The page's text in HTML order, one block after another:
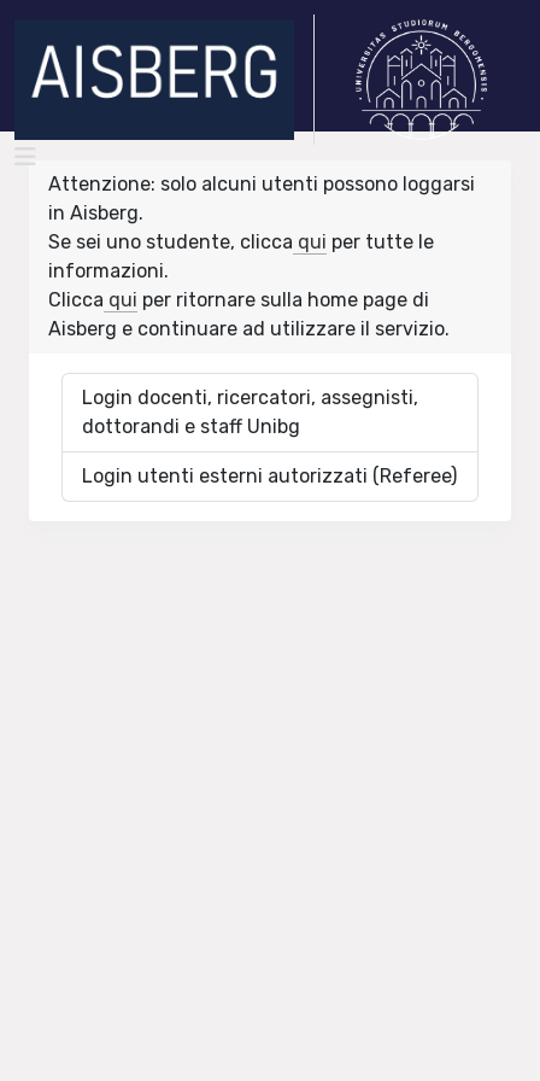
Attenzione: solo alcuni utenti possono loggarsi
in Aisberg.
Se sei uno studente, clicca qui per tutte le
informazioni.
Clicca qui per ritornare sulla home page di
Aisberg e continuare ad utilizzare il servizio.
Login docenti, ricercatori, assegnisti,
dottorandi e staff Unibg
Login utenti esterni autorizzati (Referee)